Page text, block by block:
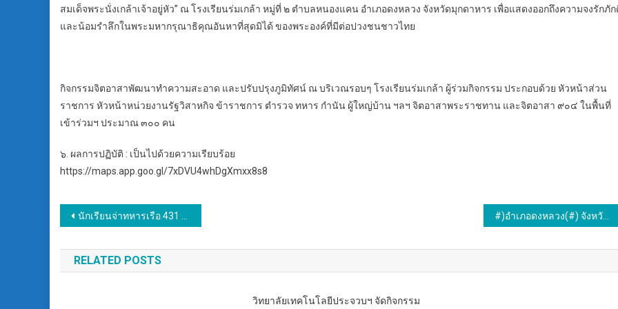
สมเด็จพระนั่งเกล้าเจ้าอยู่หัว” ณ โรงเรียนร่มเกล้า หมู่ที่ ๒ ตำบลหนองแคน อำเภอดงหลวง จังหวัดมุกดาหาร เพื่อแสดงออกถึงความจงรักภั
และน้อมรำลึกในพระมหากรุณาธิคุณอันหาที่สุดมิได้ ของพระองค์ที่มีต่อปวงชนชาวไทย
กิจกรรมจิตอาสาพัฒนาทำความสะอาด และปรับปรุงภูมิทัศน์ ณ บริเวณรอบๆ โรงเรียนร่มเกล้า ผู้ร่วมกิจกรรม ประกอบด้วย หัวหน้าส่วน
ราชการ หัวหน้าหน่วยงานรัฐวิสาหกิจ ข้าราชการ ตำรวจ ทหาร กำนัน ผู้ใหญ่บ้าน ฯลฯ จิตอาสาพระราชทาน และจิตอาสา ๙๐๔ ในพื้นที่
เข้าร่วมฯ ประมาณ ๓๐๐ คน
๖. ผลการปฏิบัติ : เป็นไปด้วยความเรียบร้อย
https://maps.app.goo.gl/7xDVU4whDgXmxx8s8
แนะแนว
เรื่อง
นักเรียนจ่าทหารเรือ 431 นาย ปลงผมเตรียมบรรพชาสามเณรหมู่ เพื่อปลูกฝังคุณธรรม จริยธรรม และศีลธรรม
RELATED POSTS
วิทยาลัยเทคโนโลยีประจวบฯ จัดกิจกรรม